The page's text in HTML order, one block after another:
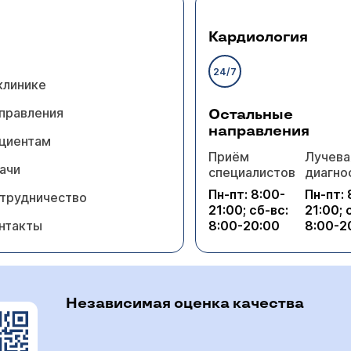
Напряжения по поводу сокращения
Есть ли какие-либо проверенные средства
нежелательного процесса и его
Год назад выявили повышенное
описторхоз. Начал лечиться, пошло
обострение связано с проводимым лечением
либо рекомендации нельзя. Рекомендую Вам
Кардиология
24/7
Остальные
направления
Приём
специалистов
Пн-пт: 8:00-
21:00; сб-вс:
8:00-20:00
Пн-пт:
21:00;
8:00-
Независимая оценка качества